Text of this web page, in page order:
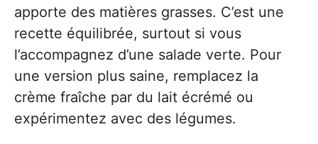
apporte des matières grasses. C’est une
recette équilibrée, surtout si vous
l’accompagnez d’une salade verte. Pour
une version plus saine, remplacez la
crème fraîche par du lait écrémé ou
expérimentez avec des légumes.